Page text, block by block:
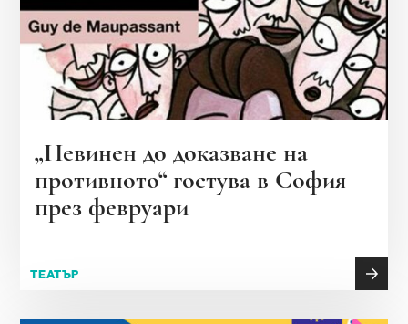
„Невинен до доказване на
противното“ гостува в София
през февруари
ТЕАТЪР